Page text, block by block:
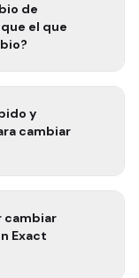
el que
de cambio?
cambiar
Exact